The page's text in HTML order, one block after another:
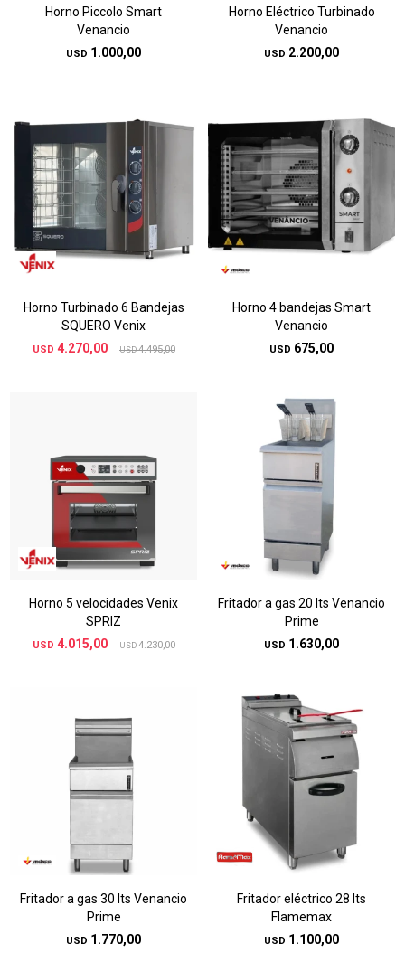
Horno Piccolo Smart
Venancio
USD 1.000,00
Horno Eléctrico Turbinado
Venancio
USD 2.200,00
Horno Turbinado 6 Bandejas
SQUERO Venix
USD 4.270,00 USD 4.495,00
Horno 4 bandejas Smart
Venancio
USD 675,00
Horno 5 velocidades Venix
SPRIZ
USD 4.015,00 USD 4.230,00
Fritador a gas 20 lts Venancio
Prime
USD 1.630,00
Fritador a gas 30 lts Venancio
Prime
USD 1.770,00
Fritador eléctrico 28 lts
Flamemax
USD 1.100,00